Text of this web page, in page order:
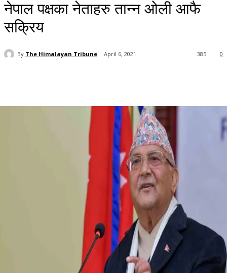
नेपाल पक्षका नेताहरु तान्न ओली आफै
सक्रिय
By The Himalayan Tribune April 6, 2021 0
385